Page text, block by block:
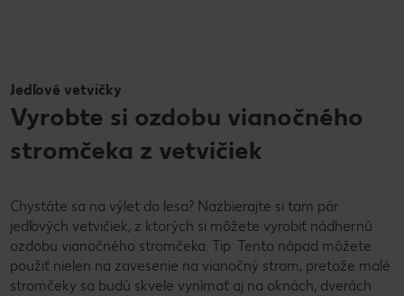
Jedľové vetvičky
Vyrobte si ozdobu vianočného
stromčeka z vetvičiek
Chystáte sa na výlet do lesa? Nazbierajte si tam pár
jedľových vetvičiek, z ktorých si môžete vyrobiť nádhernú
ozdobu vianočného stromčeka. Tip: Tento nápad môžete
použiť nielen na zavesenie na vianočný strom, pretože malé
stromčeky sa budú skvele vynímať aj na oknách, dverách